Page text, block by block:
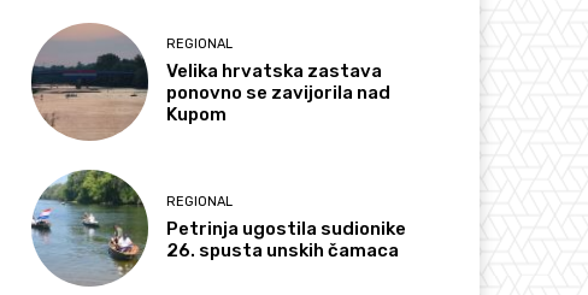
REGIONAL
Velika hrvatska zastava
ponovno se zavijorila nad
Kupom
REGIONAL
Petrinja ugostila sudionike
26. spusta unskih čamaca